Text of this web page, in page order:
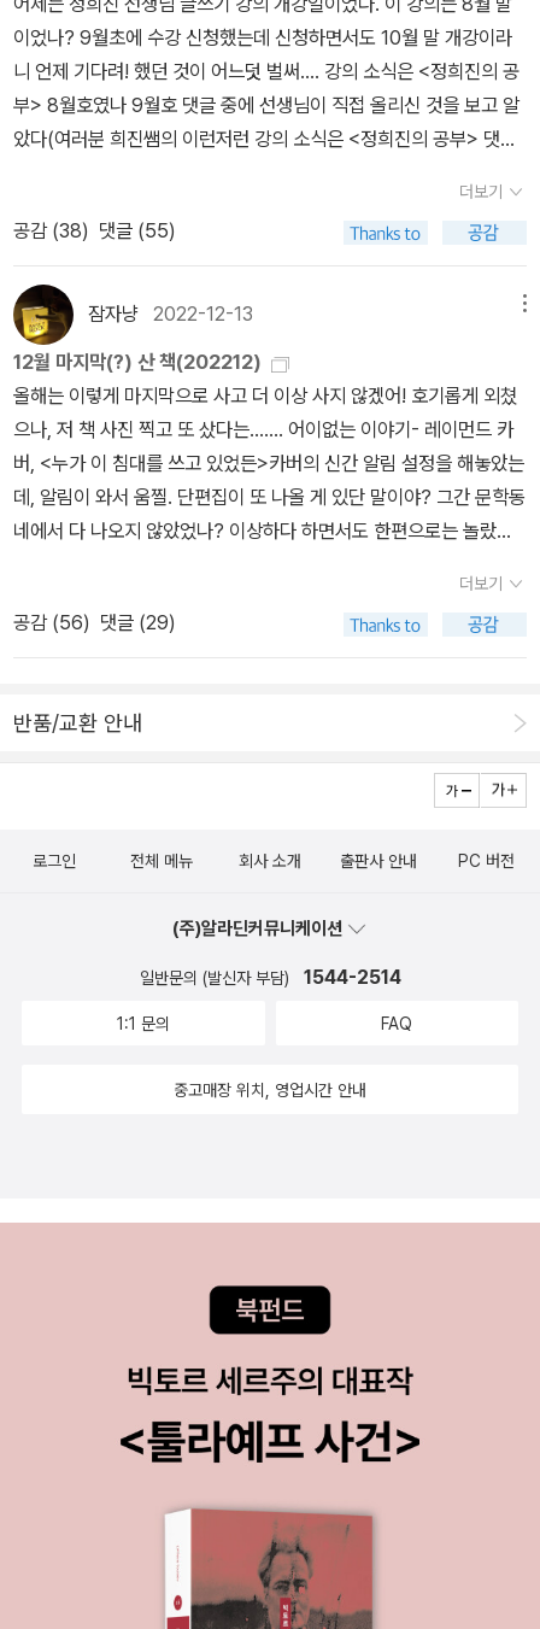
과 관련된 역사를 어떻게 생각할 것인가가 오키나와 근현대가 안고
있는 계엄상태라는 물음이 아닐까? 그런 의미에서 오키나와전투는
오늘날까지 이어지는 물음이기도 하다.” (110쪽) 이러한 오키나와의
역사는 개인들에게 어떠한 상흔을 남기는지 도미야마는 1960년대
후반 진행된 오키나와전투 체험에 관한 구술조사 작업과 1966년 오
키나와에서는 처음으로 진행된 ‘정신위생실태조사’를 통해 살펴본다.
도미야마는 오키나와전투가 남긴 상흔이 감지되는 상황에서 말이 어
어떠한 흔적이 존재한다면, 그 흔적은 어떠한 말로 이야기되어야 할
까?”라는 물음을 지속적으로 던지고 있는 것이다. 도미야마는 그 물
음에 가까워지려는 시도를, 1970년 오키나와 차별에 항의하며 도쿄
타워에서 인질을 잡고 농성한 도미무라 준이치와 같은 이들의 구체적
인 목소리를 통해 보여주고자 한다. 도미야마는 이 책을 통해 말이 말
이 아닌 것으로 배제된 영역에서 나타나는 타자와의 관계를 떠맡고
나와 관계없다고 여겨지는 사람들과 만나게 해주는 것이 바로 이 책
이 이야기하는 ‘앎’이라 말한다. 도미야마는 “앎이 개인을 전제로 한
한 앎이 연결될 수 있는 ‘장’이 필요하며, “프란츠 파농이 끝까지 놓지
않았던 임상 역시 바로 그 같은 장”이었다고 설명한다. 또한 도미야마
가 매주 진행하고 있는 ‘화요회’라는 논의 공간과 그가 한국에서 만났
는 파농의 글을 비롯한 다양한 글과 사례를 통해 폭력적 상황에 놓인
이러한 문제의식은 5·18을 비롯한 한국 현대사의 여러 국면과도 겹
제를 비판적으로 읽도록 해준다.
이었나? 9월초에 수강 신청했는데 신청하면서도 10월 말 개강이라
니 언제 기다려! 했던 것이 어느덧 벌써.... 강의 소식은 <정희진의 공
부> 8월호였나 9월호 댓글 중에 선생님이 직접 올리신 것을 보고 알
았다(여러분 희진쌤의 이런저런 강의 소식은 <정희진의 공부> 댓글
주목!). 글쓰기 강좌라니 와우!!! 서른 초반에 희진쌤 강의 처음 듣고
그때부터 이런저런 강의를 쫓아다니면서 개벽하는 기분을 여러 번 느
끼면서 대학생 때 희진쌤 강의를 들었다면(교양이든 전공이든) 내 인
생이 조금 달라지지 않았을까 하는 아쉬움이 늘 짙었다. 언제고 기회
가 닿는다면 1회성 강의가 아닌 한 한기, 또는 한해를 쭉 연결하는 그
런 강의를 들어보고 싶었는데, 한겨레문화센터에서 이번에 연 강의는
한 달은 아니지만 2주 동안 쌤과 함께 읽고 쓰기에 관한 생각을 나눌
수 있는 자리라고 하여 너무나 기쁜 마음으로 바로 수강신청을 했다.
그런데도 에? 이럴 수가 이런 발 빠른 인간들. 10명 모집하는 합평반
(선생님에게 직접 쓴 글을 제출하고 첨삭 지도까지 받는 이 엄청난 기
회!)은 이미 마감이었다. 오호통재라.... 그래도 다행스럽게 이론반은
마감이 아니어서 재빨리 신청.이론반과 합평반의 수업은 이렇게 이루
어진다.10월 31일(화)1. [공통] 작가 이전에 안목 있는 독자가 먼저다
월 2일 (목)2. [공통] 글은 사유의 표현, 어떻게 생각하는 능력을 가질
의 정치의 이해* 읽어 올 교재- 아쉬스 난디, <친밀한 적> (도서)- 미
카엘 하네케, <히든> (영화)- 데이비드 크로넨버그, <엠.버터플라이
> (영화) 11월 4일 (토)3 이론+합평반 수강생이 제출한 글과 토
첨삭 과정은 어떠해야 하는가 (자료 제공) 11월 7일 (화)4. [공통]
셔닝* 읽어 올 교재- 정찬, <완전한 영혼> 중 중편 소설 “얼음의 집”-
정희진, <낯선 시선>11월 9일 (목)5. [공통] 왜 쓰는가, 왜 쓰지 않고
작과 비평 창간호> “창간사”- 김은실 편 <더 나은 논쟁을 할 권리>-
노는 범생이었던 나는 어쩌다 보니 고딩 때 일탈로 오히려 이런 생활
도 예복습이 무엇인가요. 수업이라도 들어가면 아이구 장하다..... 아
무튼 오랜만에 희진쌤 강의를 준비하면서 예습이라는 걸 하게 되었
검은 피부, 하얀 가면>, 아시스 난디 <친밀한 적>은 예습으로 읽었
다. 심지어 일요일 밤에 오래전에 본 영화 <히든>과 <엠.버터플라이
>까지 다시 봤다. 와... 나 진짜 너무 칭찬해. <정희진처럼 읽기>와 <
앞에는 정찬의 <완전한 영혼>, 도미야마 이치로 <시작의 앎>이 놓여
있다. 이건 이번 주말에 읽기로. 아무튼 나를 이렇게 성실하게 만들고,
퇴근 후 피곤하여 집에 가서 빨리 눕고만 싶은 몸을 이끌고 평일 저녁
더보기
공감 (38) 댓글 (55)
잠자냥 2022-12-13
12월 마지막(?) 산 책(202212)
올해는 이렇게 마지막으로 사고 더 이상 사지 않겠어! 호기롭게 외쳤
으나, 저 책 사진 찍고 또 샀다는....... 어이없는 이야기- 레이먼드 카
버, <누가 이 침대를 쓰고 있었든>카버의 신간 알림 설정을 해놓았는
데, 알림이 와서 움찔. 단편집이 또 나올 게 있단 말이야? 그간 문학동
네에서 다 나오지 않았었나? 이상하다 하면서도 한편으로는 놀랐는
단편소설 11편을 한 권에 담은 책이라고- 1960~70년대 처음 소개
된 초기 단편들부터 1986년에서 1988년 사이 <뉴요커> <에스콰이
어> 등에 게재된 후기 단편들까지 수록되었다고 한다.... 그나저나 최
이미 다 갖고 있으면서... 정신 차려! <장미의 이름> 교보문고 리커버
판 산 다락방처럼 사고 읽지는 않게 될 거야! ㅋㅋㅋㅋㅋㅋㅋㅋㅋㅋ
ㅋ 퍼트리샤 하이스미스, <레이디스>이것도 최근 가장 눈에 띈 책.
아껴 읽으려고! 하이스미스의 초기 심리소설 열여섯 편을 묶은 단편
획은 이번이 처음이라고. 이 작품집은 2020년 작가 탄생 100주년을
1년 앞두고 스위스에서 처음 출판되었고, 이번에 국내 초역. 아이작
- 그간 절판이었는데 이 출판사에서 다시 나왔다. 노벨문학상을 수상
는 싱어의 다른 작품 <원수들, 사랑 이야기>를 크게 인상 깊게 읽지
소설의 걸작으로 일컬어지는 스탕달의 <적과 흑>보다 10여 년 앞서
발표된 이 작품은, 사랑에 빠진 두 사람이 인습과 욕망을 사이에 두고
겪는 내적 갈등을 치밀하게 묘사하고 있다고. 흐흑, 근데 내가 이 책
라.. 꼭 그러더라... 책 사고 나면 굿즈 이벤트 하더라... 앞으론 늦게 살
11월 중순 이후에 샀다. 11월 산 책에 올리지 못했던 터라 지금 올린
다. 이미 다 읽고 리뷰 남김. ‘노파 마군’이나, ‘크리스마스 제니’, ‘고귀
한 존재’ 같은 작품이 기억에 남는다. ‘고귀한 존재’도 좀 충격적이었
는데, 뚱뚱해서 서커스에서 전시당하는 여자가 주인공으로 등장한
더보기
공감 (56) 댓글 (29)
반품/교환 안내
로그인 전체 메뉴 회사 소개 출판사 안내 PC 버전
(주)알라딘커뮤니케이션
일반문의 (발신자 부담) 1544-2514
1:1 문의 FAQ
중고매장 위치, 영업시간 안내